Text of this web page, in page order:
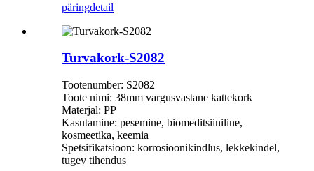
päringdetail
Turvakork-S2082
Tootenumber: S2082
Toote nimi: 38mm vargusvastane kattekork
Materjal: PP
Kasutamine: pesemine, biomeditsiiniline,
kosmeetika, keemia
Spetsifikatsioon: korrosioonikindlus, lekkekindel,
tugev tihendus